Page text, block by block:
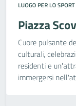
LUOGO PER LO
Piazza
Cuore pulsante
culturali,
residenti e
immergersi